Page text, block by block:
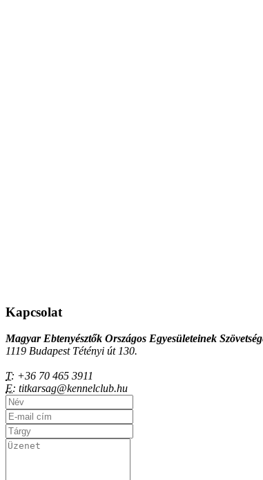
Kapcsolat
Magyar Ebtenyésztők Országos Egyesületeinek
1119 Budapest Tétényi út 130.
T: +36 70 465 3911
E: titkarsag@kennelclub.hu